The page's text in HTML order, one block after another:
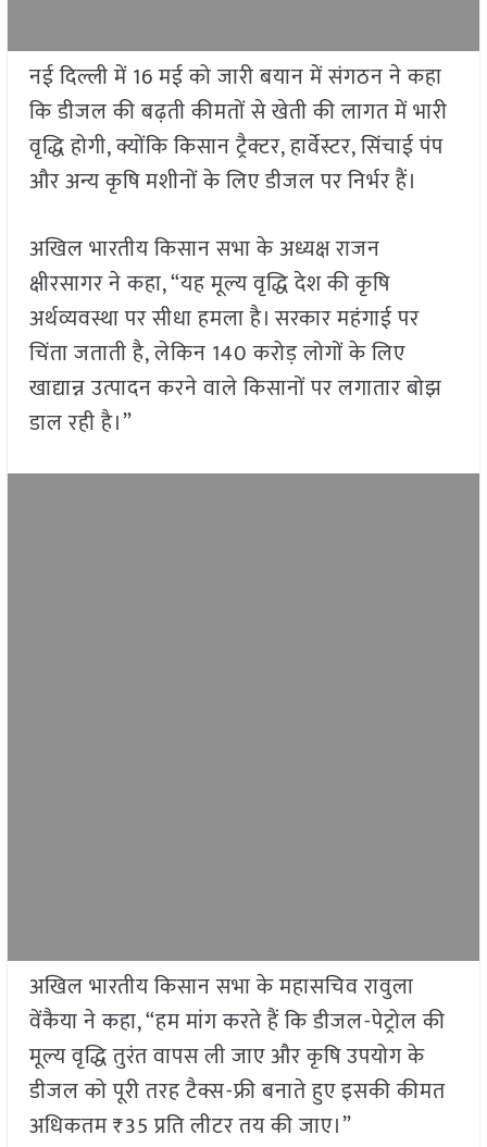
नई दिल्ली में 16 मई को जारी बयान में संगठन ने कहा
कि डीजल की बढ़ती कीमतों से खेती की लागत में भारी
वृद्धि होगी, क्योंकि किसान ट्रैक्टर, हार्वेस्टर, सिंचाई पंप
और अन्य कृषि मशीनों के लिए डीजल पर निर्भर हैं।
अखिल भारतीय किसान सभा के अध्यक्ष राजन
क्षीरसागर ने कहा, “यह मूल्य वृद्धि देश की कृषि
अर्थव्यवस्था पर सीधा हमला है। सरकार महंगाई पर
चिंता जताती है, लेकिन 140 करोड़ लोगों के लिए
खाद्यान्न उत्पादन करने वाले किसानों पर लगातार बोझ
डाल रही है।”
अखिल भारतीय किसान सभा के महासचिव रावुला
वेंकैया ने कहा, “हम मांग करते हैं कि डीजल-पेट्रोल की
मूल्य वृद्धि तुरंत वापस ली जाए और कृषि उपयोग के
डीजल को पूरी तरह टैक्स-फ्री बनाते हुए इसकी कीमत
अधिकतम ₹35 प्रति लीटर तय की जाए।”